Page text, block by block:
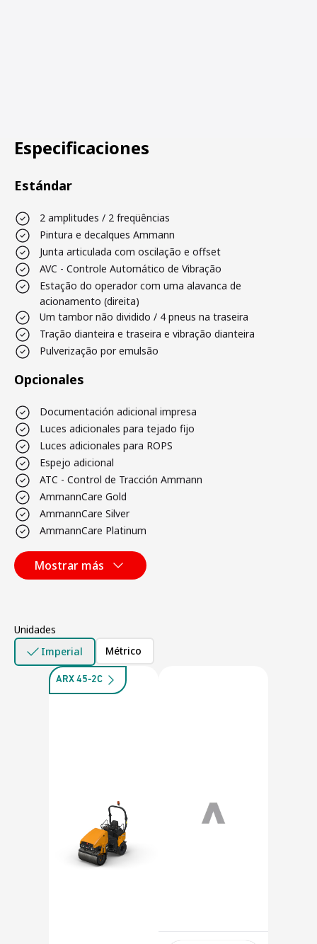
Especificaciones
Estándar
2 amplitudes / 2 freqüências
Pintura e decalques Ammann
Junta articulada com oscilação e offset
AVC - Controle Automático de Vibração
Estação do operador com uma alavanca de
acionamento (direita)
Um tambor não dividido / 4 pneus na traseira
Tração dianteira e traseira e vibração dianteira
Pulverização por emulsão
Opcionales
Documentación adicional impresa
Luces adicionales para tejado fijo
Luces adicionales para ROPS
Espejo adicional
ATC - Control de Tracción Ammann
AmmannCare Gold
AmmannCare Silver
AmmannCare Platinum
Mostrar más
Unidades
Imperial
Métrico
ARX 45-2C